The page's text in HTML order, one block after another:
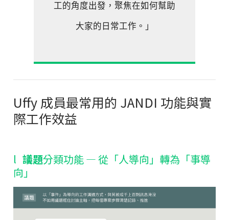
工的角度出發，聚焦在如何幫助
大家的日常工作。」
Uffy 成員最常用的 JANDI 功能與實
際工作效益
l議題分類功能—從「人導向」轉為「事導
向」